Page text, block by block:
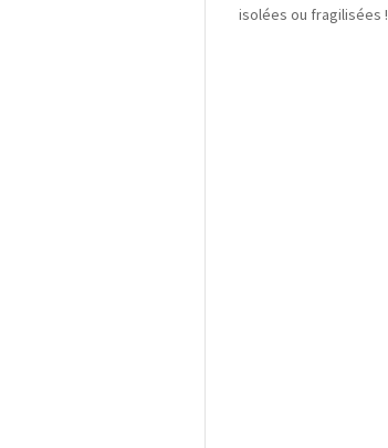
isolées ou fragilisées !